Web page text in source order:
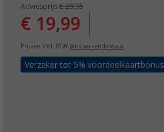
Adviesprijs € 29,95
€ 19,99
Prijzen incl. BTW plus verzendkosten
Verzeker tot 5% voordeelkaartbonus